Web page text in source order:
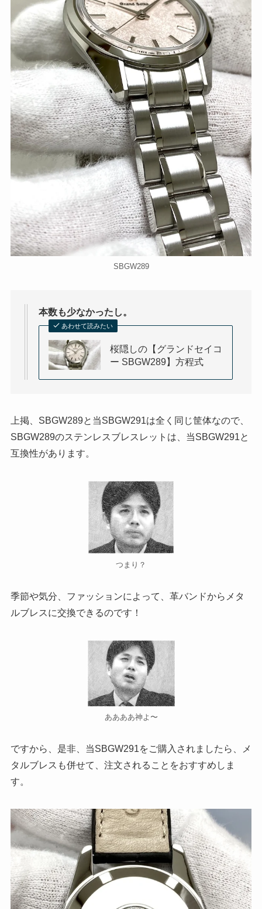
SBGW289
本数も少なかったし。
あわせて読みたい
桜隠しの【グランドセイコ
ー SBGW289】方程式
上掲、SBGW289と当SBGW291は全く同じ筐体なので、
SBGW289のステンレスブレスレットは、当SBGW291と
互換性があります。
つまり？
季節や気分、ファッションによって、革バンドからメタ
ルブレスに交換できるのです！
ああああ神よ〜
ですから、是非、当SBGW291をご購入されましたら、メ
タルブレスも併せて、注文されることをおすすめしま
す。